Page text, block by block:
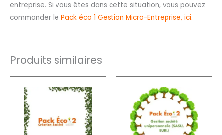
entreprise. Si vous êtes dans cette situation, vous pouvez
commander le Pack éco 1 Gestion Micro-Entreprise, ici.
Produits similaires